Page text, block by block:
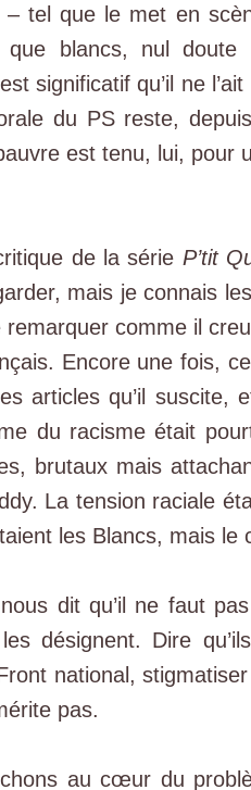
– tel que le met en
que blancs, nul
significatif qu’il ne
du PS reste,
est tenu, lui, pour
de la série P’tit
mais je connais
remarquer comme il
Encore une fois,
articles qu’il suscite,
du racisme était
brutaux mais
La tension raciale
les Blancs, mais le
dit qu’il ne faut
désignent. Dire
national,
pas.
au cœur du